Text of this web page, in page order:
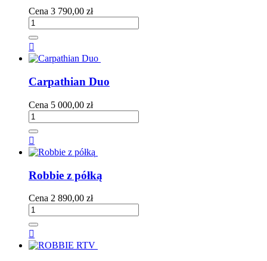
Cena 3 790,00 zł

Carpathian Duo
Cena 5 000,00 zł

Robbie z półką
Cena 2 890,00 zł
